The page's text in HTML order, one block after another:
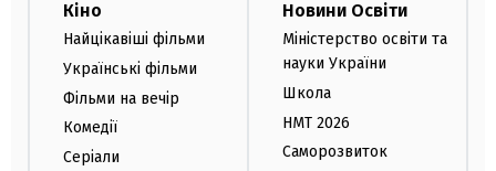
Кіно
Найцікавіші фільми
Українські фільми
Фільми на вечір
Комедії
Серіали
Новини Освіти
Міністерство освіти та
науки України
Школа
НМТ 2026
Саморозвиток